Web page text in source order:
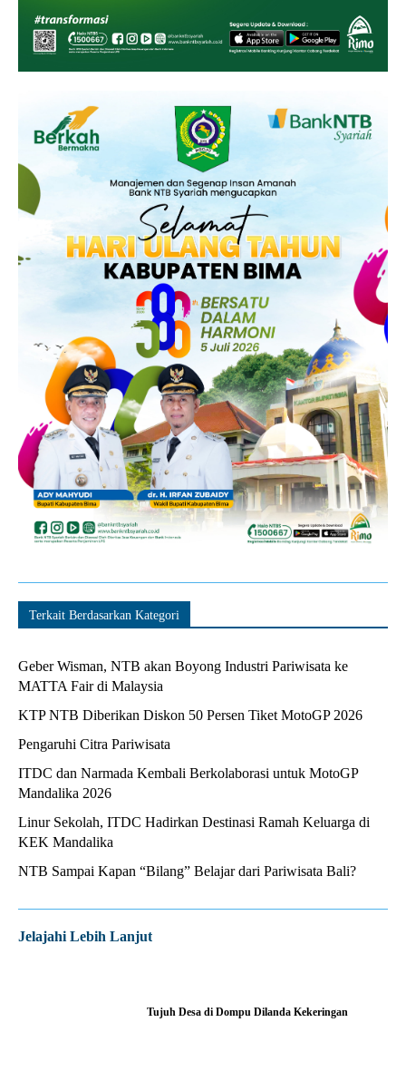
Terkait Berdasarkan Kategori
Geber Wisman, NTB akan Boyong Industri Pariwisata ke
MATTA Fair di Malaysia
KTP NTB Diberikan Diskon 50 Persen Tiket MotoGP 2026
Pengaruhi Citra Pariwisata
ITDC dan Narmada Kembali Berkolaborasi untuk MotoGP
Mandalika 2026
Linur Sekolah, ITDC Hadirkan Destinasi Ramah Keluarga di
KEK Mandalika
NTB Sampai Kapan “Bilang” Belajar dari Pariwisata Bali?
Jelajahi Lebih Lanjut
Tujuh Desa di Dompu Dilanda Kekeringan